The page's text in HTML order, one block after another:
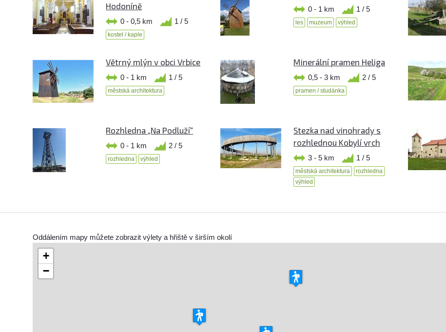
Hodoníně
0 - 0,5 km 1 / 5
kostel / kaple
0 - 1 km 1 / 5
les muzeum výhled
Větrný mlýn v obci Vrbice
0 - 1 km 1 / 5
městská architektura
Minerální pramen Heliga
0,5 - 3 km 2 / 5
pramen / studánka
Rozhledna „Na Podluží“
0 - 1 km 2 / 5
rozhledna výhled
Stezka nad vinohrady s
rozhlednou Kobylí vrch
3 - 5 km 1 / 5
městská architektura
rozhledna
výhled
Oddálením mapy můžete zobrazit výlety a hřiště v širším okolí
+
−